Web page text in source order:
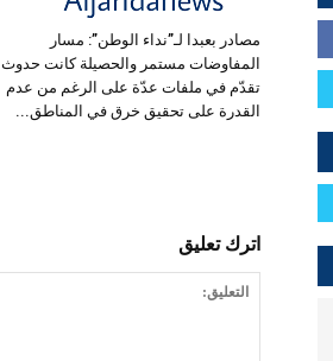
مصادر بعبدا لـ”نداء الوطن”: مسار
المفاوضات مستمر والحصيلة كانت حدوث
تقدّم في ملفات عدّة على الرغم من عدم
القدرة على تحقيق خرق في المناطق...
اترك تعليق